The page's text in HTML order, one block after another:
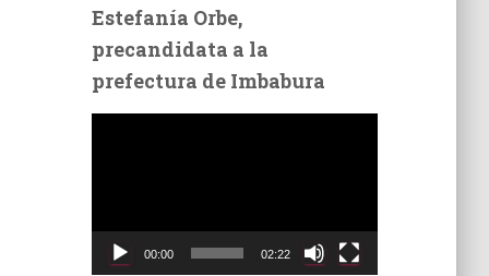
Estefanía Orbe,
precandidata a la
prefectura de Imbabura
00:00 02:22